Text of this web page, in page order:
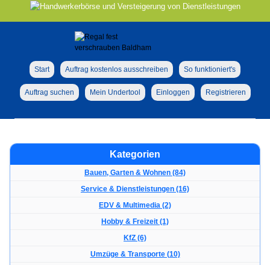
Start Auftrag kostenlos ausschreiben So funktioniert's
Auftrag suchen Mein Undertool Einloggen Registrieren
Kategorien
Bauen, Garten & Wohnen (84)
Service & Dienstleistungen (16)
EDV & Multimedia (2)
Hobby & Freizeit (1)
KfZ (6)
Umzüge & Transporte (10)